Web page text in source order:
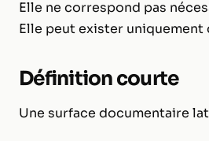
Elle ne correspond pas
Elle peut exister
Définition courte
Une surface documentaire